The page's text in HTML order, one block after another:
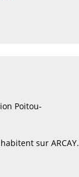
Poitou-
sur ARCAY.